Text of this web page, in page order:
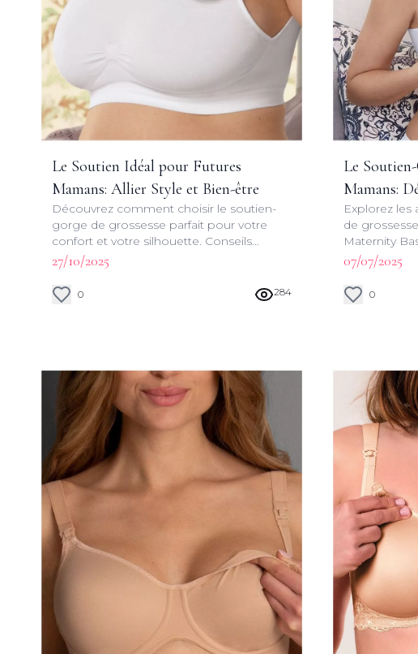
Le Soutien Idéal pour Futures
Mamans: Allier Style et Bien-être
Découvrez comment choisir le soutien-
gorge de grossesse parfait pour votre
confort et votre silhouette. Conseils
d'experts et astuces pour une grossesse
stylée et sereine.
27/10/2025
0 284
Le
Mamans:
Basic
Explorez les
de
Maternity
long de leur
07/07/2025
0